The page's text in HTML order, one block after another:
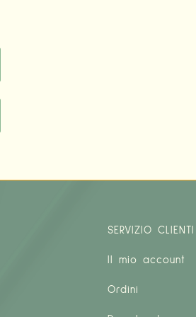
SERVIZIO CLIENTI
Il mio account
Ordini